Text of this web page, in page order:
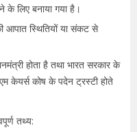
लिए बनाया गया है।
आपात स्थितियों या संकट से
होता है तथा भारत सरकार के
केयर्स कोष के पदेन ट्रस्टी होते
तथ्य: